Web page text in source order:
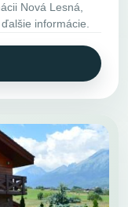
Nová Lesná,
informácie.